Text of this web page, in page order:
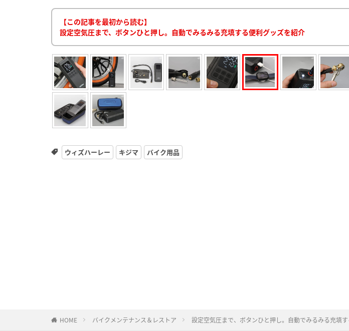
【この記事を最初から読む】
設定空気圧まで、ボタンひと押し。自動でみるみる充填する便利グッズを紹介
ウィズハーレー キジマ バイク用品
HOME バイクメンテナンス＆レストア 設定空気圧まで、ボタンひと押し。自動でみるみる充填